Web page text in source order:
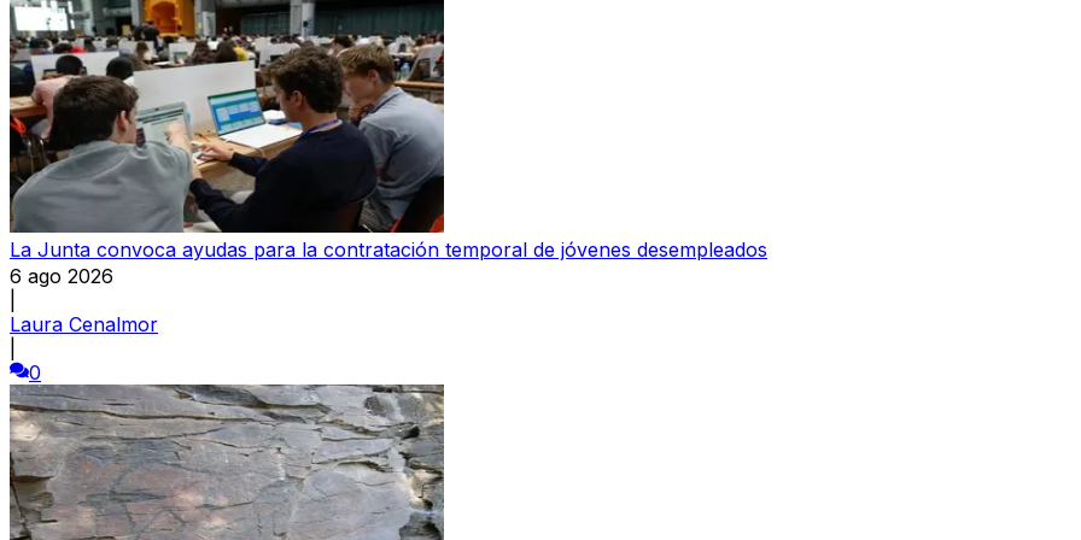
La Junta convoca ayudas para la contratación temporal de jóvenes desempleados
6 ago 2026
Laura Cenalmor
0